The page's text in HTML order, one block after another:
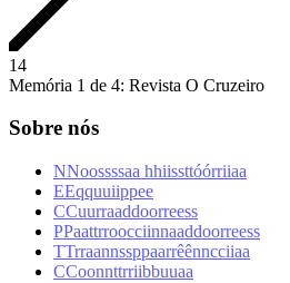
14
Memória 1 de 4: Revista O Cruzeiro
Sobre nós
NNoossssaa hhiissttóórriiaa
EEqquuiippee
CCuurraaddoorreess
PPaattrroocciinnaaddoorreess
TTrraannssppaarrêênncciiaa
CCoonnttrriibbuuaa